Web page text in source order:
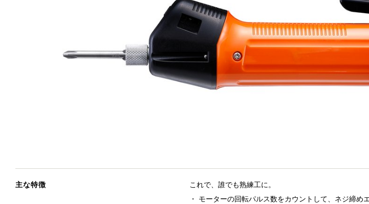
主な特徴
これで、誰でも熟練工に。
・ モーターの回転パルス数をカウントして、ネジ締め